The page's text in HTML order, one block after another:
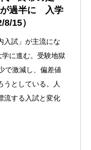
過半に 入学
15）
入試」が主流にな
に進む。受験地獄
で激減し、偏差値
うとしている。人
流する入試と変化